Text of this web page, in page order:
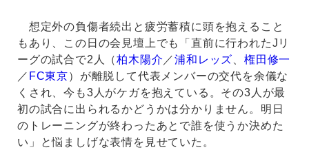
想定外の負傷者続出と疲労蓄積に頭を抱えること
もあり、この日の会見壇上でも「直前に行われたJリ
ーグの試合で2人（柏木陽介 ／浦和レッズ、権田修一
／ FC東京）が離脱して代表メンバーの交代を余儀な
くされ、今も3人がケガを抱えている。その3人が最
初の試合に出られるかどうかは分かりません。明日
のトレーニングが終わったあとで誰を使うか決めた
い」と悩ましげな表情を見せていた。